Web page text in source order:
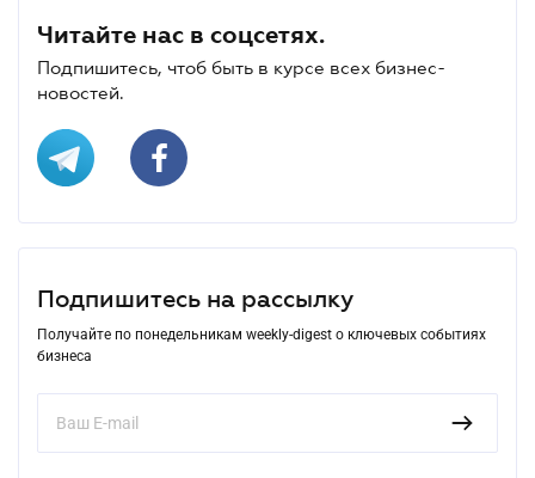
Читайте нас в соцсетях.
Подпишитесь, чтоб быть в курсе всех бизнес-
новостей.
Подпишитесь на рассылку
Получайте по понедельникам weekly-digest о ключевых событиях
бизнеса